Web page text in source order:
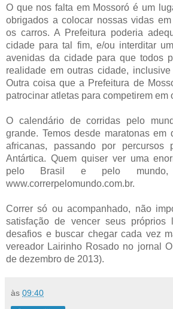
O que nos falta em Mossoró é um
obrigados a colocar nossas vidas
os carros. A Prefeitura poderia
cidade para tal fim, e/ou interditar
avenidas da cidade para que todos
realidade em outras cidade,
Outra coisa que a Prefeitura de
patrocinar atletas para competirem em
O calendário de corridas pelo
grande. Temos desde maratonas em
africanas, passando por
Antártica. Quem quiser ver uma
pelo Brasil e pelo
www.correrpelomundo.com.br.
Correr só ou acompanhado, não
satisfação de vencer seus próprios
desafios e buscar chegar cada vez
vereador Lairinho Rosado no jornal
de dezembro de 2013).
às 09:40